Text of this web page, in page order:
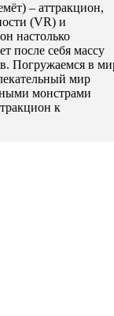
– аттракцион,
(VR) и
настолько
после себя массу
Погружаемся в
мир
монстрами
к